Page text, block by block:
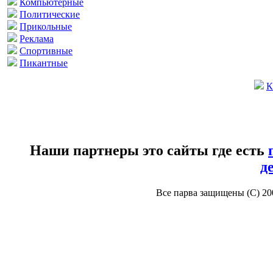
Компьютерные
Политические
Прикольные
Реклама
Спортивные
Пикантные
Наши партнеры это сайты где есть
Все парва защищены (С)